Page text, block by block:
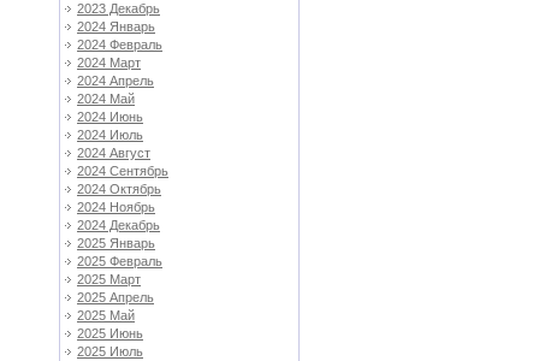
2023 Декабрь
2024 Январь
2024 Февраль
2024 Март
2024 Апрель
2024 Май
2024 Июнь
2024 Июль
2024 Август
2024 Сентябрь
2024 Октябрь
2024 Ноябрь
2024 Декабрь
2025 Январь
2025 Февраль
2025 Март
2025 Апрель
2025 Май
2025 Июнь
2025 Июль